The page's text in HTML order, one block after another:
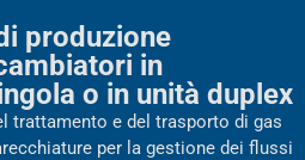
produzione
in
o in unità duplex
trattamento e del trasporto di gas
per la gestione dei flussi